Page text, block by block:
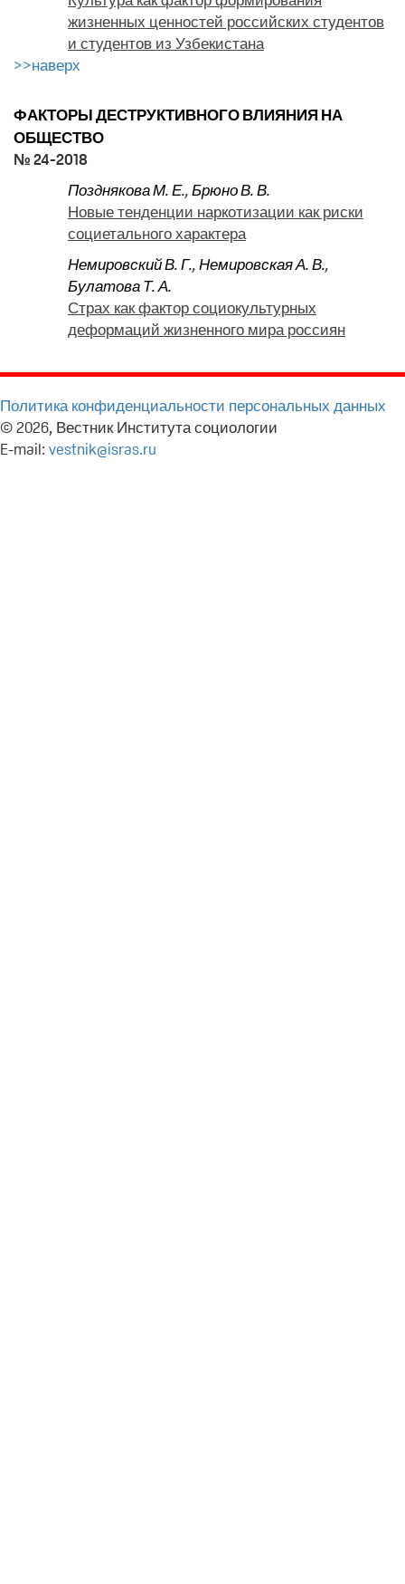
жизненных ценностей российских студентов
и студентов из Узбекистана
>>наверх
ФАКТОРЫ ДЕСТРУКТИВНОГО ВЛИЯНИЯ НА
ОБЩЕСТВО
№ 24-2018
Позднякова М. Е.,Брюно В. В.
Новые тенденции наркотизации как риски
социетального характера
Немировский В. Г.,Немировская А. В.,
Булатова Т. А.
Страх как фактор социокультурных
деформаций жизненного мира россиян
Политика конфиденциальности персональных данных
© 2026, Вестник Института социологии
E-mail: vestnik@isras.ru